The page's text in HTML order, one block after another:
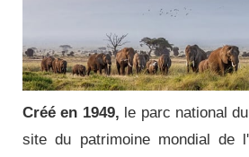
Créé en 1949, le parc national
site du patrimoine mondial de